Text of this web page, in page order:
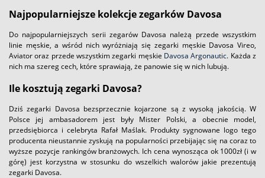
Najpopularniejsze kolekcje zegarków Davosa
Do najpopularniejszych serii zegarów Davosa należą przede wszystkim
linie męskie, a wśród nich wyróżniają się zegarki męskie Davosa Vireo,
Aviator oraz przede wszystkim zegarki męskie Davosa Argonautic. Każda z
nich ma szereg cech, które sprawiają, że panowie się w nich lubują.
Ile kosztują zegarki Davosa?
Dziś zegarki Davosa bezsprzecznie kojarzone są z wysoką jakością. W
Polsce jej ambasadorem jest były Mister Polski, a obecnie model,
przedsiębiorca i celebryta Rafał Maślak. Produkty sygnowane logo tego
producenta nieustannie zyskują na popularności przebijając się na coraz to
wyższe pozycje rankingów branżowych. Ich cena wynosząca ok 1000zł (i w
górę) jest korzystna w stosunku do wszelkich walorów jakie prezentują
zegarki Davosa.